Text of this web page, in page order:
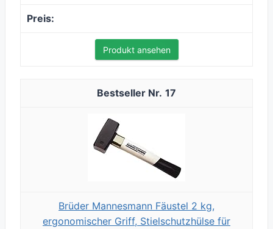
Produkt ansehen
17
Brüder Mannesmann Fäustel 2 kg,
ergonomischer Griff, Stielschutzhülse für